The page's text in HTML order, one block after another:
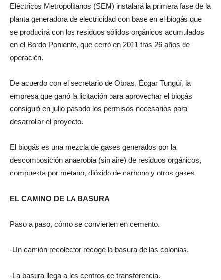
Eléctricos Metropolitanos (SEM) instalará la primera fase de la
planta generadora de electricidad con base en el biogás que
se producirá con los residuos sólidos orgánicos acumulados
en el Bordo Poniente, que cerró en 2011 tras 26 años de
operación.
De acuerdo con el secretario de Obras, Édgar Tungüí, la
empresa que ganó la licitación para aprovechar el biogás
consiguió en julio pasado los permisos necesarios para
desarrollar el proyecto.
El biogás es una mezcla de gases generados por la
descomposición anaerobia (sin aire) de residuos orgánicos,
compuesta por metano, dióxido de carbono y otros gases.
EL CAMINO DE LA BASURA
Paso a paso, cómo se convierten en cemento.
-Un camión recolector recoge la basura de las colonias.
-La basura llega a los centros de transferencia.